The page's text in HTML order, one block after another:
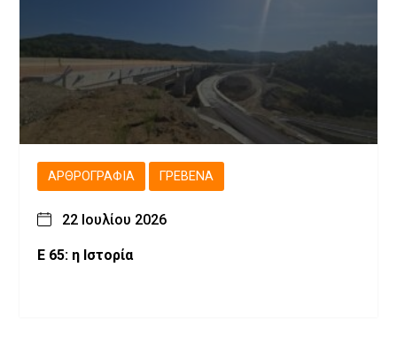
ΑΡΘΡΟΓΡΑΦΊΑ ΓΡΕΒΕΝΆ
22 Ιουλίου 2026
Ε 65: η Ιστορία